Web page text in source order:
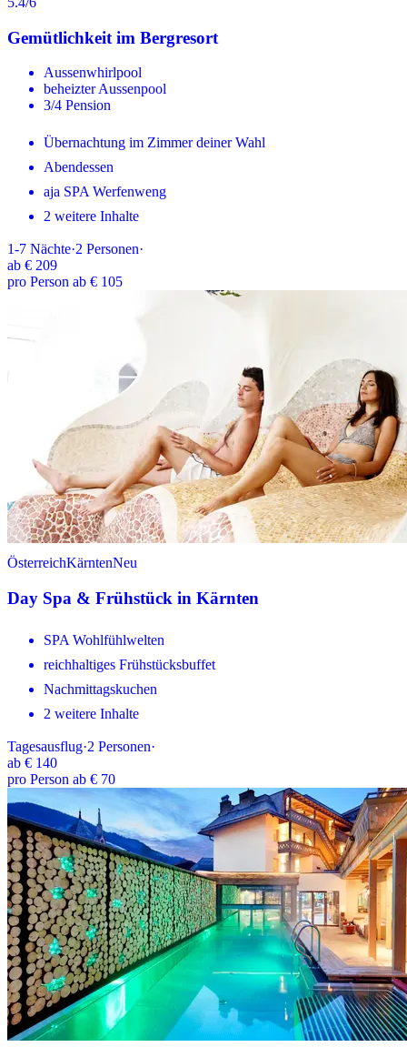
Gemütlichkeit im Bergresort
Aussenwhirlpool
beheizter Aussenpool
3/4 Pension
Übernachtung im Zimmer deiner Wahl
Abendessen
aja SPA Werfenweng
2 weitere Inhalte
1-7 Nächte·2 Personen·
ab € 209
pro Person ab € 105
ÖsterreichKärntenNeu
Day Spa & Frühstück in Kärnten
SPA Wohlfühlwelten
reichhaltiges Frühstücksbuffet
Nachmittagskuchen
2 weitere Inhalte
Tagesausflug·2 Personen·
ab € 140
pro Person ab € 70